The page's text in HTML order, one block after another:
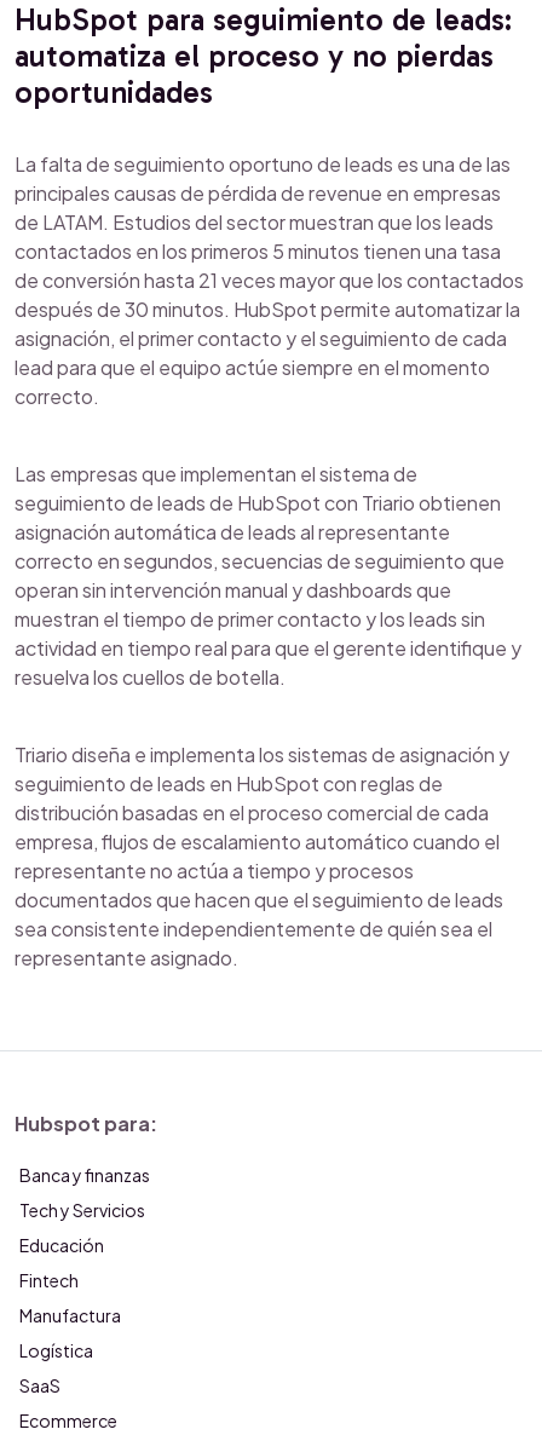
HubSpot para seguimiento de leads:
automatiza el proceso y no pierdas
oportunidades
La falta de seguimiento oportuno de leads es una de las
principales causas de pérdida de revenue en empresas
de LATAM. Estudios del sector muestran que los leads
contactados en los primeros 5 minutos tienen una tasa
de conversión hasta 21 veces mayor que los contactados
después de 30 minutos. HubSpot permite automatizar la
asignación, el primer contacto y el seguimiento de cada
lead para que el equipo actúe siempre en el momento
correcto.
Las empresas que implementan el sistema de
seguimiento de leads de HubSpot con Triario obtienen
asignación automática de leads al representante
correcto en segundos, secuencias de seguimiento que
operan sin intervención manual y dashboards que
muestran el tiempo de primer contacto y los leads sin
actividad en tiempo real para que el gerente identifique y
resuelva los cuellos de botella.
Triario diseña e implementa los sistemas de asignación y
seguimiento de leads en HubSpot con reglas de
distribución basadas en el proceso comercial de cada
empresa, flujos de escalamiento automático cuando el
representante no actúa a tiempo y procesos
documentados que hacen que el seguimiento de leads
sea consistente independientemente de quién sea el
representante asignado.
Hubspot para:
Banca y finanzas
Tech y Servicios
Educación
Fintech
Manufactura
Logística
SaaS
Ecommerce